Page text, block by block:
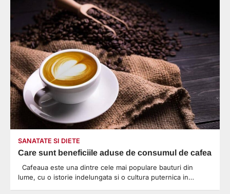
SANATATE SI DIETE
Care sunt beneficiile aduse de consumul de cafea
Cafeaua este una dintre cele mai populare bauturi din
lume, cu o istorie indelungata si o cultura puternica in…